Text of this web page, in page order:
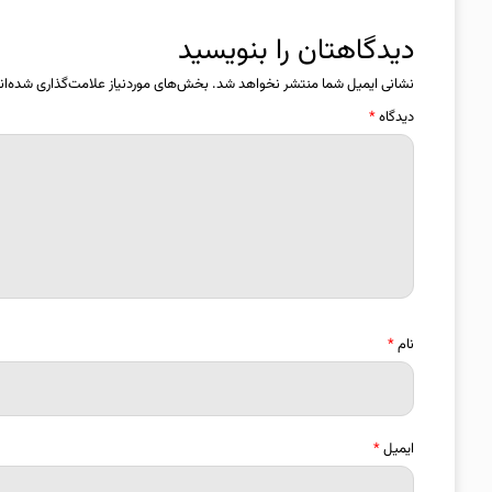
دیدگاهتان را بنویسید
نشانی ایمیل شما منتشر نخواهد شد. بخش‌های موردنیاز علامت‌گذاری
دیدگاه*
نام*
ایمیل*